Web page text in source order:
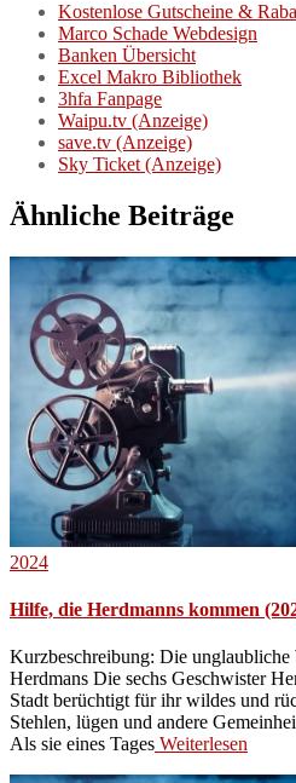
Kostenlose Gutscheine &
Marco Schade Webdesign
Banken Übersicht
Excel Makro Bibliothek
3hfa Fanpage
Waipu.tv (Anzeige)
save.tv (Anzeige)
Sky Ticket (Anzeige)
Ähnliche Beiträge
2024
Hilfe, die Herdmanns kommen
Kurzbeschreibung: Die unglaubliche
Herdmans Die sechs Geschwister
Stadt berüchtigt für ihr wildes und
Stehlen, lügen und andere
Als sie eines Tages Weiterlesen